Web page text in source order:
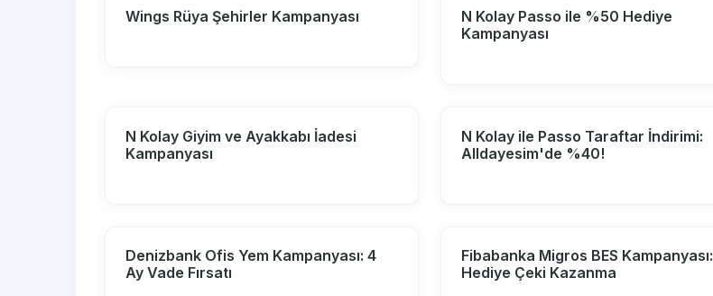
Wings Rüya Şehirler Kampanyası
N Kolay Passo ile %50 Hediye
Kampanyası
N Kolay Giyim ve Ayakkabı İadesi
Kampanyası
N Kolay ile Passo Taraftar İndirimi:
Alldayesim'de %40!
Denizbank Ofis Yem Kampanyası: 4
Ay Vade Fırsatı
Fibabanka Migros BES Kampanyası:
Hediye Çeki Kazanma